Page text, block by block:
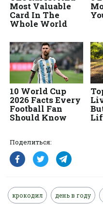
Поделиться:
крокодил день в году